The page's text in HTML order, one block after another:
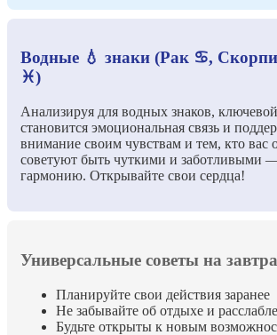
Водные 💧 знаки (Рак ♋,
♓)
Анализируя для водных знаков,
становится эмоциональная связь и
внимание своим чувствам и тем, кто вас
советуют быть чуткими и заботливыми
гармонию. Открывайте свои сердца!
Универсальные советы на
Планируйте свои действия заранее
Не забывайте об отдыхе и
Будьте открыты к новым